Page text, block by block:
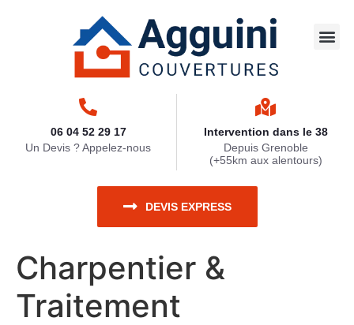
06 04 52 29 17
Un Devis ? Appelez-nous
Intervention dans le 38
Depuis Grenoble
(+55km aux alentours)
DEVIS EXPRESS
Charpentier &
Traitement